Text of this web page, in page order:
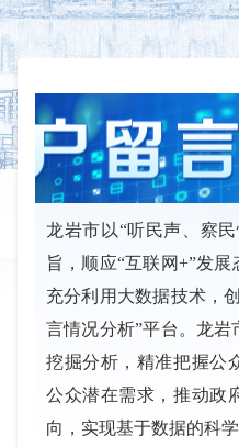
龙岩市以“听民声、察
旨，顺应“互联网+”发展
充分利用大数据技术，
言情况分析”平台。龙
挖掘分析，精准把握公
公众潜在需求，推动政
向，实现基于数据的科学